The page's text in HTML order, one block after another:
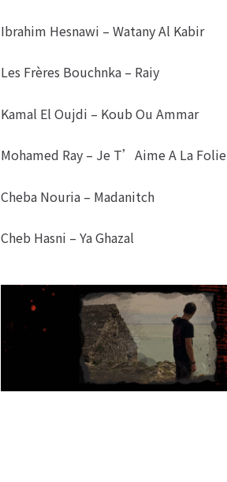
Ibrahim Hesnawi – Watany Al Kabir
Les Frères Bouchnka – Raiy
Kamal El Oujdi – Koub Ou Ammar
Mohamed Ray – Je T’Aime A La Folie
Cheba Nouria – Madanitch
Cheb Hasni – Ya Ghazal